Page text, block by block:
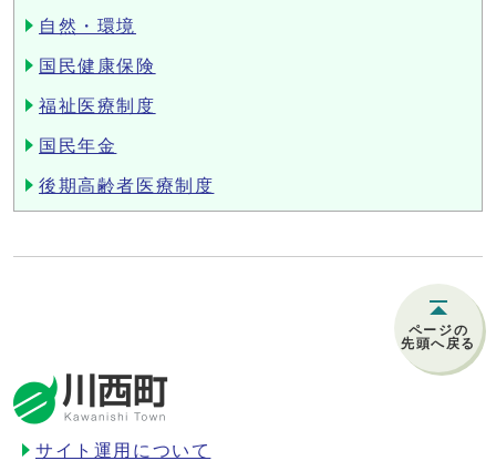
自然・環境
国民健康保険
福祉医療制度
国民年金
後期高齢者医療制度
ページの
先頭へ戻る
サイト運用について